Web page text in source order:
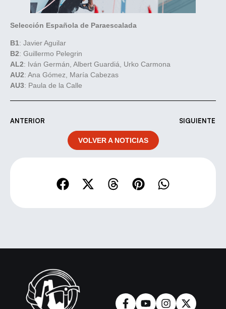
Selección Española de Paraescalada
B1: Javier Aguilar
B2: Guillermo Pelegrin
AL2: Iván Germán, Albert Guardiá, Urko Carmona
AU2: Ana Gómez, María Cabezas
AU3: Paula de la Calle
ANTERIOR SIGUIENTE
VOLVER A NOTICIAS